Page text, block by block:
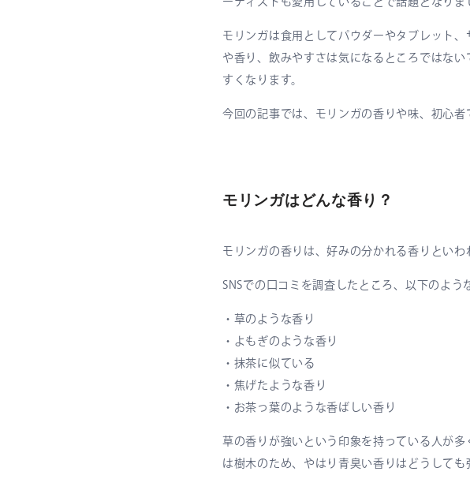
モリンガは食用としてパウダーやタブレット
や香り、飲みやすさは気になるところではな
すくなります。
今回の記事では、モリンガの香りや味、初心
モリンガはどんな香り？
モリンガの香りは、好みの分かれる香りといわ
SNSでの口コミを調査したところ、以下のよう
・草のような香り
・よもぎのような香り
・抹茶に似ている
・焦げたような香り
・お茶っ葉のような香ばしい香り
草の香りが強いという印象を持っている人が
は樹木のため、やはり青臭い香りはどうして